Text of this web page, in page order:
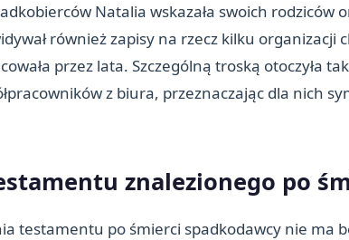
Natalia wskazała swoich rodziców
również zapisy na rzecz kilku organizacji
przez lata. Szczególną troską otoczyła
z biura, przeznaczając dla nich
znalezionego po
testamentu po śmierci spadkodawcy nie ma